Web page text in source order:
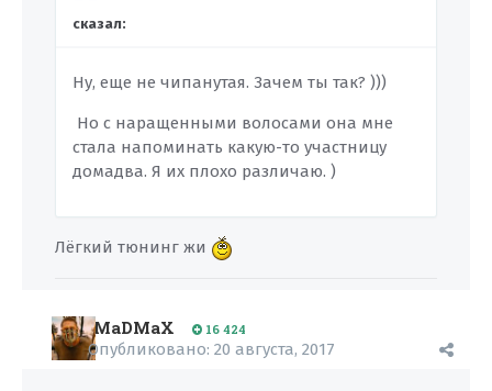
сказал:
Ну, еще не чипанутая. Зачем ты так? )))
Но с наращенными волосами она мне
стала напоминать какую-то участницу
домадва. Я их плохо различаю. )
Лёгкий тюнинг жи
MaDMaX 16 424
Опубликовано: 20 августа, 2017